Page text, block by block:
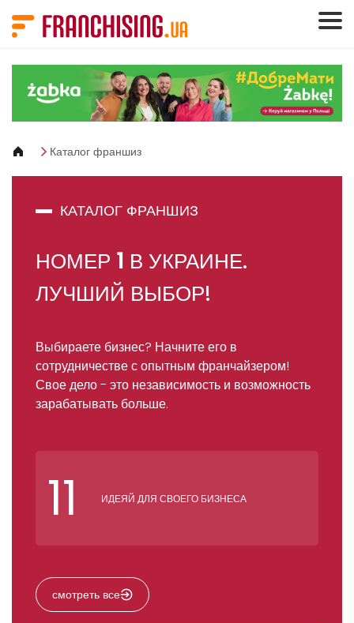
Каталог франшиз
КАТАЛОГ ФРАНШИЗ
НОМЕР 1 В УКРАИНЕ.
ЛУЧШИЙ ВЫБОР!
Выбираете бизнес? Начните его в
сотрудничестве с опытным франчайзером!
Свое дело - это независимость и возможность
зарабатывать больше.
11 ИДЕЯЙ ДЛЯ СВОЕГО БИЗНЕСА
смотреть все